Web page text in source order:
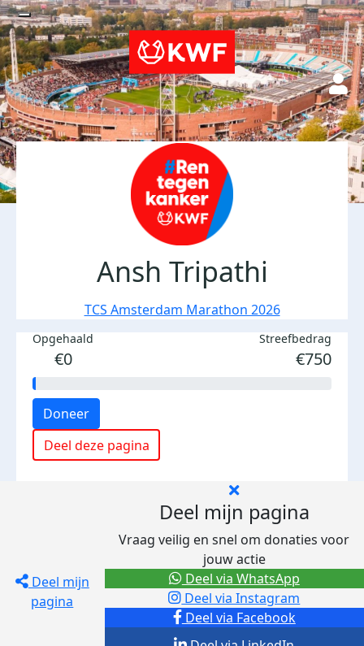
Ansh Tripathi
TCS Amsterdam Marathon 2026
Opgehaald
€0
Streefbedrag
€750
Doneer
Deel deze pagina
Deel mijn
pagina
Deel mijn pagina
Vraag veilig en snel om donaties voor
jouw actie
Deel via Facebook
Deel via Instagram
Deel via WhatsApp